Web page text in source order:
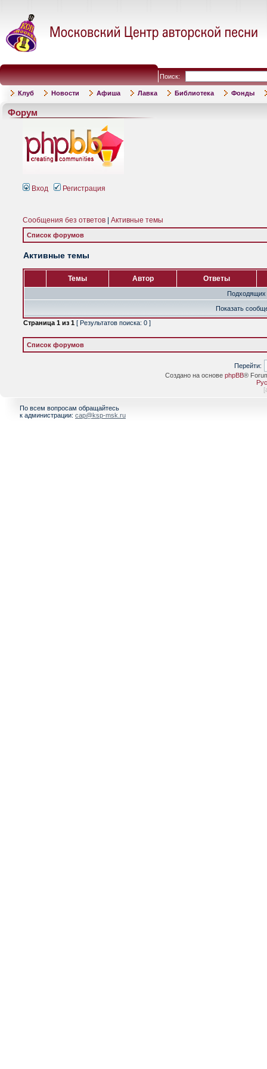
Поиск:
Клуб Новости Афиша Лавка Библиотека Фонды
Форум
Вход Регистрация
Сообщения без ответов Активные темы
Список форумов
Активные темы
Темы Автор Ответы
Подходящих
Показать
Страница 1 из 1 [ Результатов поиска: 0 ]
Список форумов
Перейти:
Создано на основе phpBB®
[
По всем вопросам обращайтесь
к администрации: cap@ksp-msk.ru